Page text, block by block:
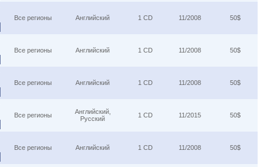
Все регионы Английский 1 CD 11/2008 50$
Все регионы Английский 1 CD 11/2008 50$
Все регионы Английский 1 CD 11/2008 50$
Все регионы
Английский,
Русский
1 CD 11/2015 50$
Все регионы Английский 1 CD 11/2008 50$